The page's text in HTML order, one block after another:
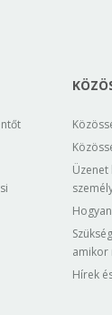
Üzenet
amikor
Hírek